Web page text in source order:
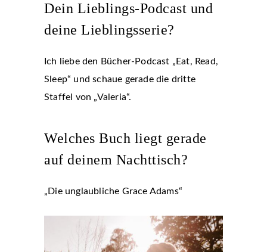
Dein Lieblings-Podcast und
deine Lieblingsserie?
Ich liebe den Bücher-Podcast „Eat, Read,
Sleep“ und schaue gerade die dritte
Staffel von „Valeria“.
Welches Buch liegt gerade
auf deinem Nachttisch?
„Die unglaubliche Grace Adams“